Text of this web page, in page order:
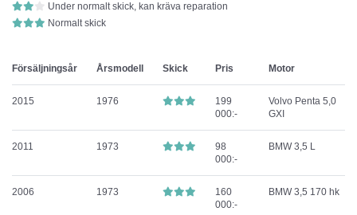
Under normalt skick, kan kräva reparation
Normalt skick
Försäljningsår Årsmodell Skick Pris Motor
2015 1976
199
000:-
Volvo Penta 5,0
GXI
2011 1973
98
000:-
BMW 3,5 L
2006 1973
160
000:-
BMW 3,5 170 hk